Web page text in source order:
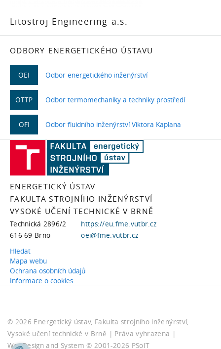
Litostroj Engineering a.s.
ODBORY ENERGETICKÉHO ÚSTAVU
OEI Odbor energetického inženýrství
OTTP Odbor termomechaniky a techniky prostředí
OFI Odbor fluidního inženýrství Viktora Kaplana
ENERGETICKÝ ÚSTAV
FAKULTA STROJNÍHO INŽENÝRSTVÍ
VYSOKÉ UČENÍ TECHNICKÉ V BRNĚ
Technická 2896/2
616 69 Brno
https://eu.fme.vutbr.cz
oei@fme.vutbr.cz
Hledat
Mapa webu
Ochrana osobních údajů
Informace o cookies
© 2026 Energetický ústav, Fakulta strojního inženýrství,
Vysoké učení technické v Brně | Práva vyhrazena |
WebDesign and System ©2001-2026 PSoIT